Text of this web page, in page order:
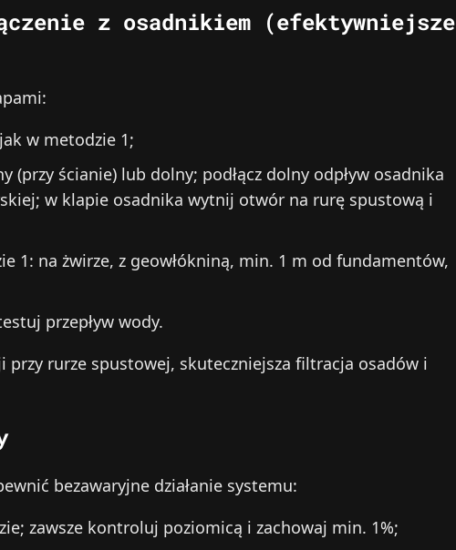
z osadnikiem (efektywniejsze
w metodzie 1;
(przy ścianie) lub dolny; podłącz dolny odpływ osadnika
w klapie osadnika wytnij otwór na rurę spustową i
1: na żwirze, z geowłókniną, min. 1 m od fundamentów,
przepływ wody.
rurze spustowej, skuteczniejsza filtracja osadów i
bezawaryjne działanie systemu:
zawsze kontroluj poziomicą i zachowaj min. 1%;